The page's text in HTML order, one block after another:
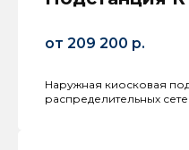
от 209 200 р.
Наружная киосковая
распределительных